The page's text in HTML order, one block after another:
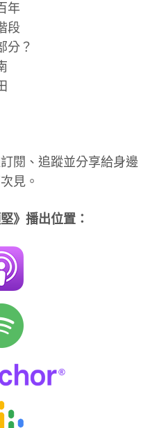
年
段
分？
閱、追蹤並分享給身邊
見。
》播出位置：